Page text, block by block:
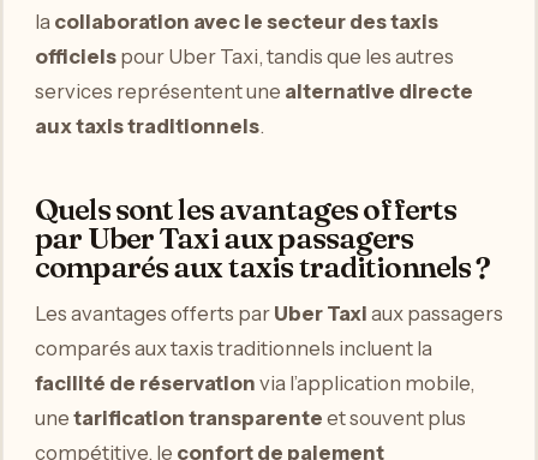
la collaboration avec le secteur des taxis
officiels pour Uber Taxi, tandis que les autres
services représentent une alternative directe
aux taxis traditionnels.
Quels sont les avantages offerts
par Uber Taxi aux passagers
comparés aux taxis traditionnels ?
Les avantages offerts par Uber Taxi aux passagers
comparés aux taxis traditionnels incluent la
facilité de réservation via l’application mobile,
une tarification transparente et souvent plus
compétitive, le confort de paiement